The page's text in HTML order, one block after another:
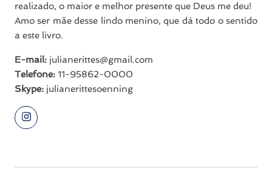
realizado, o maior e melhor presente que Deus me deu!
Amo ser mãe desse lindo menino, que dá todo o sentido
a este livro.
E-mail: julianerittes@gmail.com
Telefone: 11-95862-0000
Skype: julianerittesoenning